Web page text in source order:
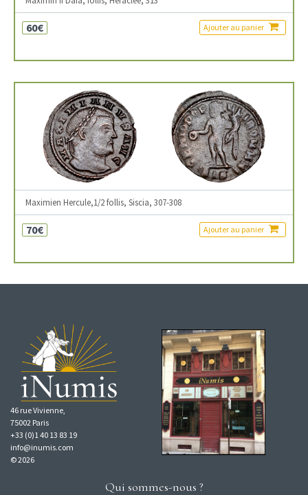
60€ Ajouter au panier
Maximien Hercule,1/2 follis, Siscia, 307-308
70€ Ajouter au panier
46 rue Vivienne,
75002 Paris
+33 (0)1 40 13 83 19
info@inumis.com
© 2026
Qui sommes-nous ?